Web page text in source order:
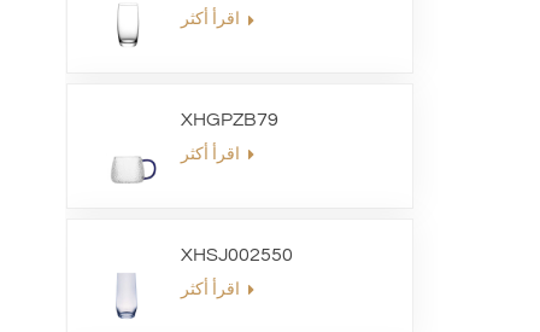
XHGPZB79
XHSJ002550